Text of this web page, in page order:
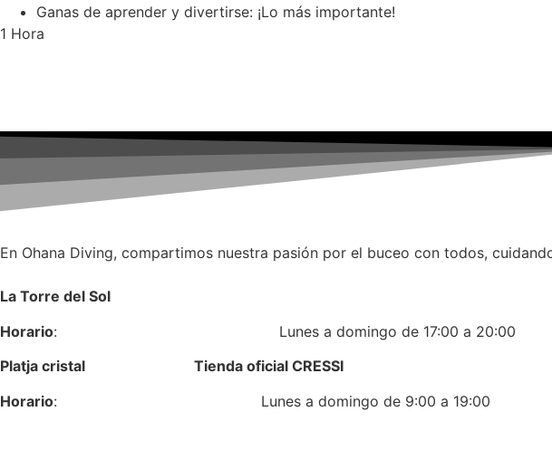
Ganas de aprender y divertirse: ¡Lo más importante!
1 Hora
En Ohana Diving, compartimos nuestra pasión por el buceo con todos,
La Torre del Sol
Horario: Lunes a domingo de 17:00 a 20:00
Platja cristal Tienda oficial CRESSI
Horario: Lunes a domingo de 9:00 a 19:00